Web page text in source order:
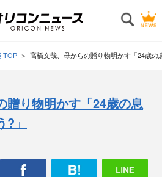
TOP 高橋文哉、母からの贈り物明かす「24歳の
贈り物明かす「24歳の息
」